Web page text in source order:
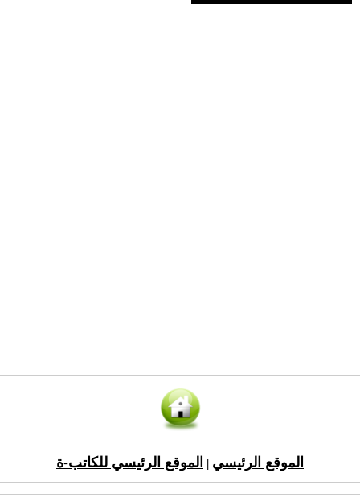
الموقع الرئيسي الموقع الرئيسي للكاتب-ة